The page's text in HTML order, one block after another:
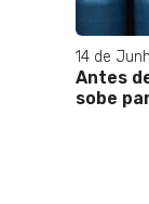
14 de
Antes
sobe